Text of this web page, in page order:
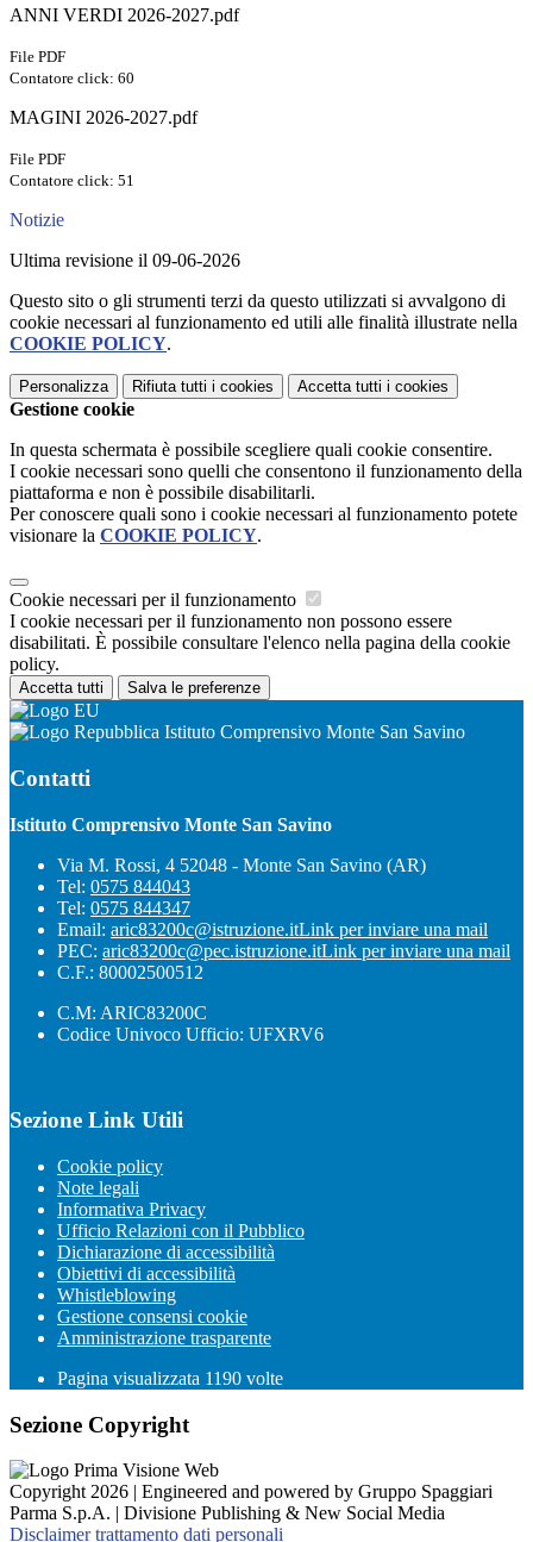
ANNI VERDI 2026-2027.pdf
File PDF
Contatore click: 60
MAGINI 2026-2027.pdf
File PDF
Contatore click: 51
Notizie
Ultima revisione il 09-06-2026
Questo sito o gli strumenti terzi da questo utilizzati si avvalgono di
cookie necessari al funzionamento ed utili alle finalità illustrate nella
COOKIE POLICY.
Personalizza Rifiuta tutti i cookies Accetta tutti i cookies
Gestione cookie
In questa schermata è possibile scegliere quali cookie consentire.
I cookie necessari sono quelli che consentono il funzionamento della
piattaforma e non è possibile disabilitarli.
Per conoscere quali sono i cookie necessari al funzionamento potete
visionare la COOKIE POLICY.
Cookie necessari per il funzionamento
I cookie necessari per il funzionamento non possono essere
disabilitati. È possibile consultare l'elenco nella pagina della cookie
policy.
Accetta tutti Salva le preferenze
Istituto Comprensivo Monte San Savino
Contatti
Istituto Comprensivo Monte San Savino
Via M. Rossi, 4 52048 - Monte San Savino (AR)
Tel: 0575 844043
Tel: 0575 844347
Email: aric83200c@istruzione.itLink per inviare una mail
PEC: aric83200c@pec.istruzione.itLink per inviare una mail
C.F.: 80002500512
C.M: ARIC83200C
Codice Univoco Ufficio: UFXRV6
Sezione Link Utili
Cookie policy
Note legali
Informativa Privacy
Ufficio Relazioni con il Pubblico
Dichiarazione di accessibilità
Obiettivi di accessibilità
Whistleblowing
Gestione consensi cookie
Amministrazione trasparente
Pagina visualizzata 1190 volte
Sezione Copyright
Copyright 2026 | Engineered and powered by Gruppo Spaggiari
Parma S.p.A. | Divisione Publishing & New Social Media
Disclaimer trattamento dati personali